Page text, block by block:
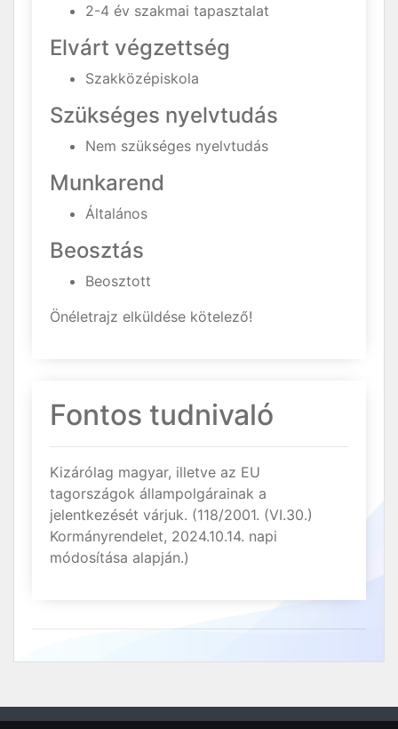
2-4 év szakmai tapasztalat
Elvárt végzettség
Szakközépiskola
Szükséges nyelvtudás
Nem szükséges nyelvtudás
Munkarend
Általános
Beosztás
Beosztott
Önéletrajz elküldése kötelező!
Fontos tudnivaló
Kizárólag magyar, illetve az EU
tagországok állampolgárainak a
jelentkezését várjuk. (118/2001. (VI.30.)
Kormányrendelet, 2024.10.14. napi
módosítása alapján.)